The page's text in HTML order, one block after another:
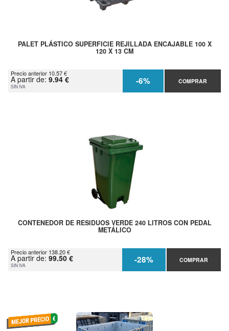
PALET PLÁSTICO SUPERFICIE REJILLADA ENCAJABLE 100 X
120 X 13 CM
Precio anterior 10.57 €
A partir de: 9.94 €
SIN IVA -6% COMPRAR
CONTENEDOR DE RESIDUOS VERDE 240 LITROS CON PEDAL
METÁLICO
Precio anterior 138.20 €
A partir de: 99.50 €
SIN IVA -28% COMPRAR